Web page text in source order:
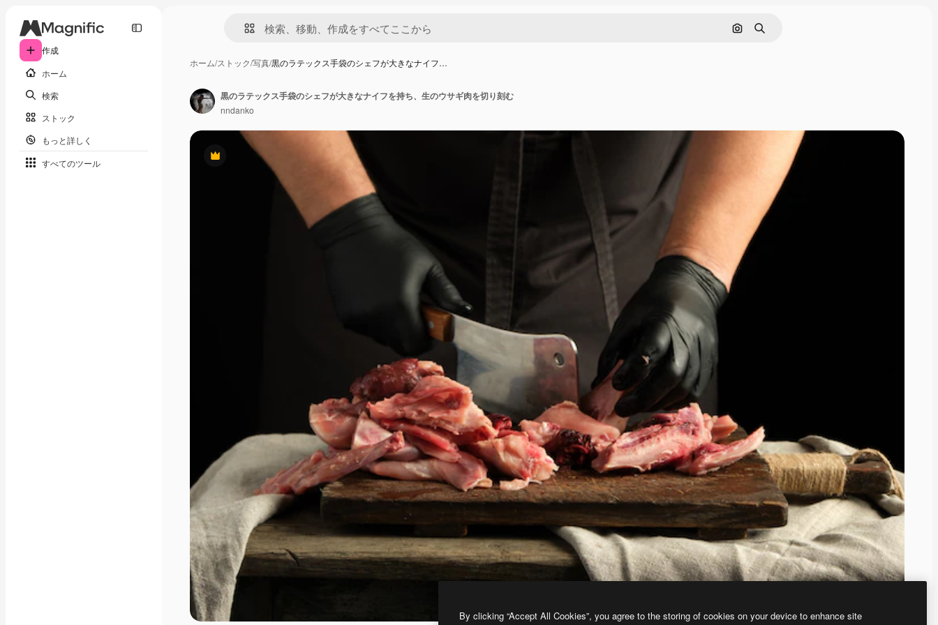
作成
ホーム
検索
ストック
もっと詳しく
すべてのツール
画像で検索
検索
ホーム/ストック/写真/黒のラテックス手袋のシェフが大きなナイフ…
Premium
黒のラテックス手袋のシェフが大きなナイフを持ち、生のウサギ肉を切り刻む
nndanko
By clicking “Accept All Cookies”, you agree to the storing of cookies on your device to enhance site